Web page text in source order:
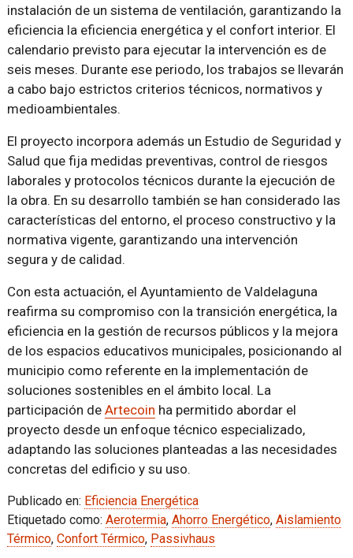
instalación de un sistema de ventilación, garantizando la
eficiencia la eficiencia energética y el confort interior. El
calendario previsto para ejecutar la intervención es de
seis meses. Durante ese periodo, los trabajos se llevarán
a cabo bajo estrictos criterios técnicos, normativos y
medioambientales.
El proyecto incorpora además un Estudio de Seguridad y
Salud que fija medidas preventivas, control de riesgos
laborales y protocolos técnicos durante la ejecución de
la obra. En su desarrollo también se han considerado las
características del entorno, el proceso constructivo y la
normativa vigente, garantizando una intervención
segura y de calidad.
Con esta actuación, el Ayuntamiento de Valdelaguna
reafirma su compromiso con la transición energética, la
eficiencia en la gestión de recursos públicos y la mejora
de los espacios educativos municipales, posicionando al
municipio como referente en la implementación de
soluciones sostenibles en el ámbito local. La
participación de Artecoin ha permitido abordar el
proyecto desde un enfoque técnico especializado,
adaptando las soluciones planteadas a las necesidades
concretas del edificio y su uso.
Publicado en: Eficiencia Energética
Etiquetado como: Aerotermia, Ahorro Energético, Aislamiento
Térmico, Confort Térmico, Passivhaus